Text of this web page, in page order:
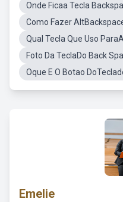
Onde Ficaa Tecla
Como Fazer
Qual Tecla Que Uso
Foto Da TeclaDo Back
Oque E O Botao
Emelie